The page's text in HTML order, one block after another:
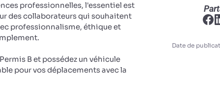
professionnelles, l'essentiel est
des collaborateurs qui souhaitent
professionnalisme, éthique et
B et possédez un véhicule
pour vos déplacements avec la
Date de